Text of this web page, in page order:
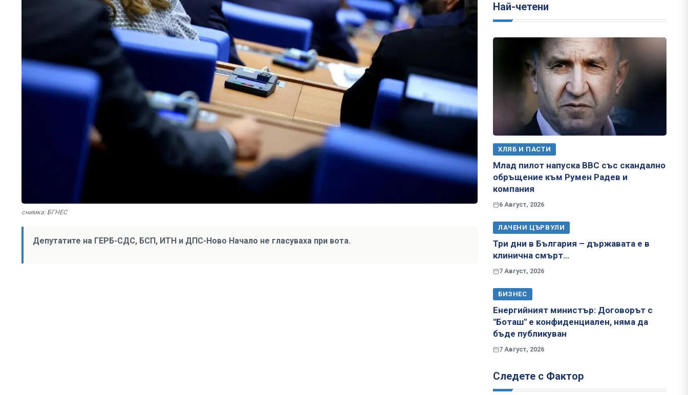
снимка: БГНЕС
Депутатите на ГЕРБ-СДС, БСП, ИТН и ДПС-Ново Начало не гласуваха при вота.
Най-четени
ХЛЯБ И ПАСТИ
Млад пилот напуска ВВС със скандално
обръщение към Румен Радев и
компания
6 Август, 2026
ЛАЧЕНИ ЦЪРВУЛИ
Три дни в България – държавата е в
клинична смърт…
7 Август, 2026
БИЗНЕС
Енергийният министър: Договорът с
"Боташ" е конфиденциален, няма да
бъде публикуван
7 Август, 2026
Следете с Фактор